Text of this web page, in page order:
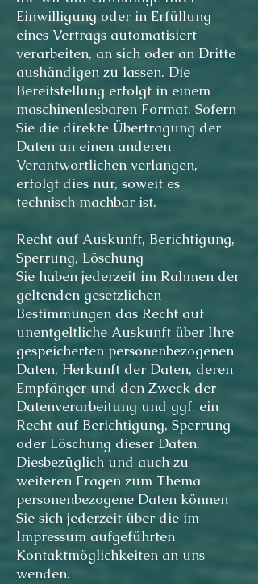
Einwilligung oder in Erfüllung
eines Vertrags automatisiert
verarbeiten, an sich oder an Dritte
aushändigen zu lassen. Die
Bereitstellung erfolgt in einem
maschinenlesbaren Format. Sofern
Sie die direkte Übertragung der
Daten an einen anderen
Verantwortlichen verlangen,
erfolgt dies nur, soweit es
technisch machbar ist.
Recht auf Auskunft, Berichtigung,
Sperrung, Löschung
Sie haben jederzeit im Rahmen der
geltenden gesetzlichen
Bestimmungen das Recht auf
unentgeltliche Auskunft über Ihre
gespeicherten personenbezogenen
Daten, Herkunft der Daten, deren
Empfänger und den Zweck der
Datenverarbeitung und ggf. ein
Recht auf Berichtigung, Sperrung
oder Löschung dieser Daten.
Diesbezüglich und auch zu
weiteren Fragen zum Thema
personenbezogene Daten können
Sie sich jederzeit über die im
Impressum aufgeführten
Kontaktmöglichkeiten an uns
wenden.